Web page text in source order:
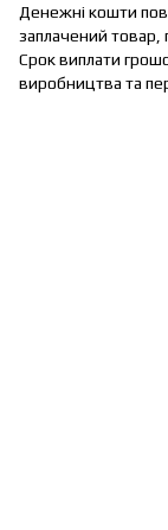
Денежні кошти
заплачений товар,
Срок виплати
виробництва та